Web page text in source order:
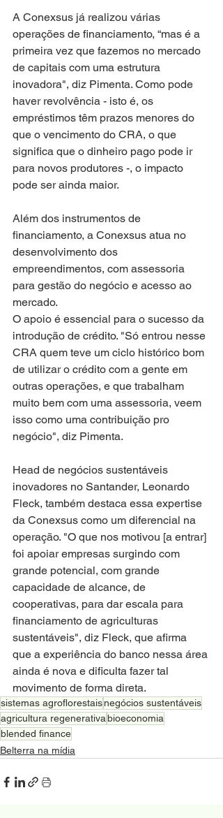
A Conexsus já realizou várias
operações de financiamento, “mas é a
primeira vez que fazemos no mercado
de capitais com uma estrutura
inovadora", diz Pimenta. Como pode
haver revolvência - isto é, os
empréstimos têm prazos menores do
que o vencimento do CRA, o que
significa que o dinheiro pago pode ir
para novos produtores -, o impacto
pode ser ainda maior.
Além dos instrumentos de
financiamento, a Conexsus atua no
desenvolvimento dos
empreendimentos, com assessoria
para gestão do negócio e acesso ao
mercado.
O apoio é essencial para o sucesso da
introdução de crédito. "Só entrou nesse
CRA quem teve um ciclo histórico bom
de utilizar o crédito com a gente em
outras operações, e que trabalham
muito bem com uma assessoria, veem
isso como uma contribuição pro
negócio", diz Pimenta.
Head de negócios sustentáveis
inovadores no Santander, Leonardo
Fleck, também destaca essa expertise
da Conexsus como um diferencial na
operação. "O que nos motivou [a entrar]
foi apoiar empresas surgindo com
grande potencial, com grande
capacidade de alcance, de
cooperativas, para dar escala para
financiamento de agriculturas
sustentáveis", diz Fleck, que afirma
que a experiência do banco nessa área
ainda é nova e dificulta fazer tal
movimento de forma direta.
sistemas agroflorestaisnegócios sustentáveis
agricultura regenerativabioeconomia
blended finance
Belterra na mídia